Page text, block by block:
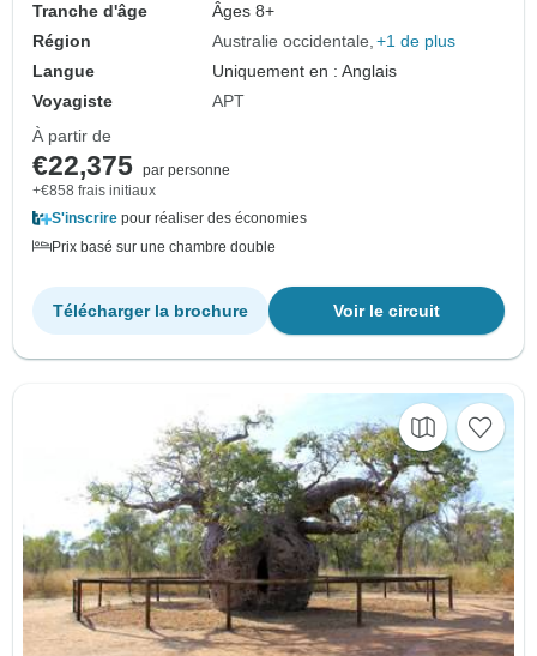
Tranche d'âge
Âges 8+
Région
Australie occidentale +1 de plus
Langue
Uniquement en : Anglais
Voyagiste
APT
À partir de
€22,375 par personne
+€858 frais initiaux
S'inscrire pour réaliser des économies
Prix basé sur une chambre double
Voir le circuit
Télécharger la brochure